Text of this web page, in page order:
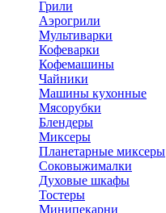
Грили
Аэрогрили
Мультиварки
Кофеварки
Кофемашины
Чайники
Машины кухонные
Мясорубки
Блендеры
Миксеры
Планетарные миксеры
Соковыжималки
Духовые шкафы
Тостеры
Минипекарни